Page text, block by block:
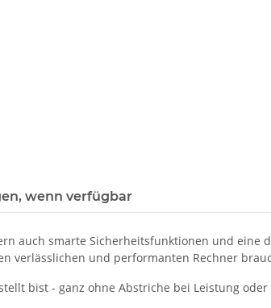
wenn verfügbar
auch smarte Sicherheitsfunktionen und eine
verlässlichen und performanten Rechner
bist - ganz ohne Abstriche bei Leistung oder